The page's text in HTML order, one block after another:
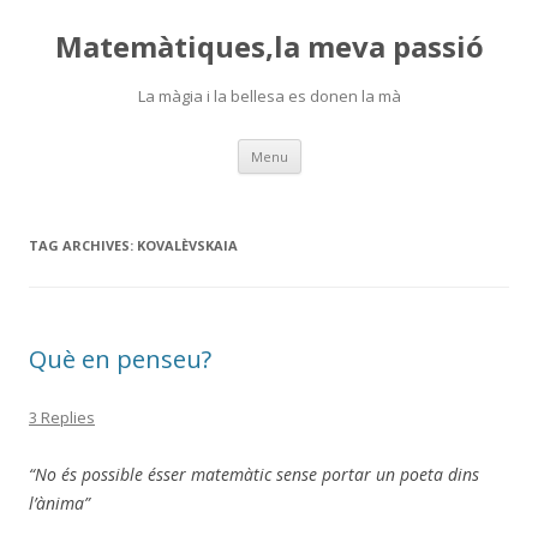
Matemàtiques,la meva passió
La màgia i la bellesa es donen la mà
Menu Skip
content
TAG ARCHIVES: KOVALÈVSKAIA
Què en penseu?
3 Replies
“No és possible ésser matemàtic sense portar un poeta dins
l’ànima”